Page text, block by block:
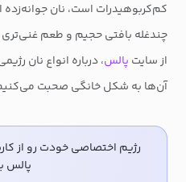
کم‌کربوهیدرات است، نان جوانه‌زده
چندغله بافتی حجیم و طعم غنی‌تری
از سایت پالس، درباره انواع نان
آن‌ها به شکل خانگی صحبت
رژیم اختصاصی خودت رو از
پالس